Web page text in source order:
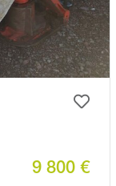
9 800 €